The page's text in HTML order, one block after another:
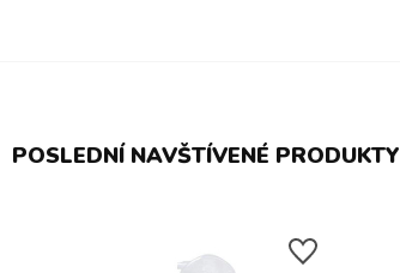
POSLEDNÍ NAVŠTÍVENÉ PRODUKTY